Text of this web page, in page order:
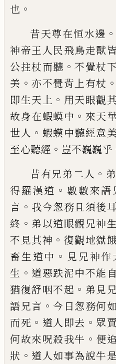
也 。
昔天尊在恒水邊 。
神帝王 人民飛鳥走獸
公拄杖而聽 。不覺杖
美 。亦不覺背上有杖 。
即生天上 。 用天眼觀
故身在蝦蟆中 。 來天
世人 。 蝦蟆中聽經意
至心聽經 。 豈不巍巍乎
昔有兄弟二人 。
得羅漢道 。 數數來語
言 。 我今怱務且須後耳
終 。 弟以道眼觀兄神
不見其神 。 復觀地獄
畜生 道中 。 見兄神作
生 。 道惡跌泥中不能
猶復舒咽不起 。 弟見
語兄言 。 今日怱務何
而死 。 道人即去 。 眾賈
何故來呪殺我牛 。 便
狀 。 道人如事為說牛